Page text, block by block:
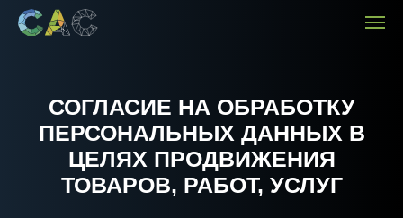
СОГЛАСИЕ НА ОБРАБОТКУ
ПЕРСОНАЛЬНЫХ ДАННЫХ В
ЦЕЛЯХ ПРОДВИЖЕНИЯ
ТОВАРОВ, РАБОТ, УСЛУГ